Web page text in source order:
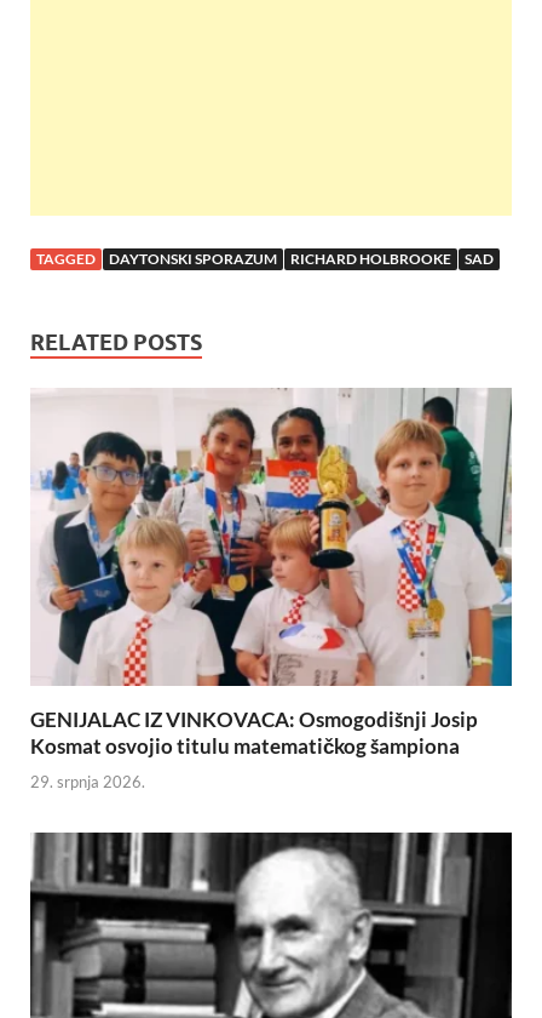
TAGGED DAYTONSKI SPORAZUM RICHARD HOLBROOKE SAD
RELATED POSTS
GENIJALAC IZ VINKOVACA: Osmogodišnji Josip
Kosmat osvojio titulu matematičkog šampiona
29. srpnja 2026.